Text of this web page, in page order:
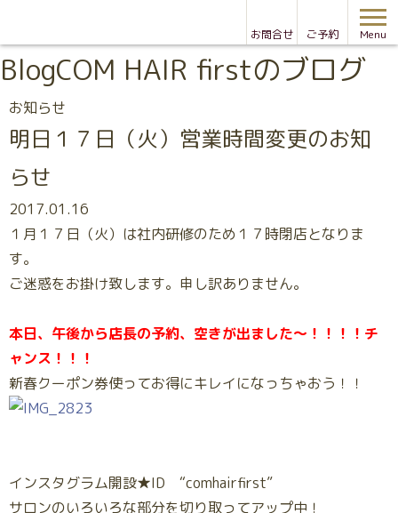
お問合せ ご予約 Menu
BlogCOM HAIR firstのブログ
お知らせ
明日１７日（火）営業時間変更のお知
らせ
2017.01.16
１月１７日（火）は社内研修のため１７時閉店となりま
す。
ご迷惑をお掛け致します。申し訳ありません。
本日、午後から店長の予約、空きが出ました～！！！！チ
ャンス！！！
新春クーポン券使ってお得にキレイになっちゃおう！！
インスタグラム開設★ID “comhairfirst”
サロンのいろいろな部分を切り取ってアップ中！